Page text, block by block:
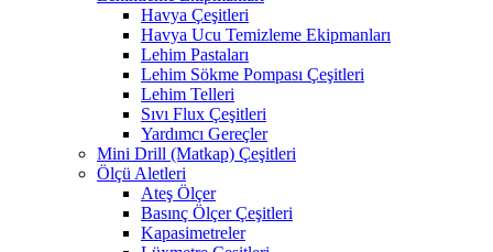
Havya Çeşitleri
Havya Ucu Temizleme Ekipmanları
Lehim Pastaları
Lehim Sökme Pompası Çeşitleri
Lehim Telleri
Sıvı Flux Çeşitleri
Yardımcı Gereçler
Mini Drill (Matkap) Çeşitleri
Ölçü Aletleri
Ateş Ölçer
Basınç Ölçer Çeşitleri
Kapasimetreler